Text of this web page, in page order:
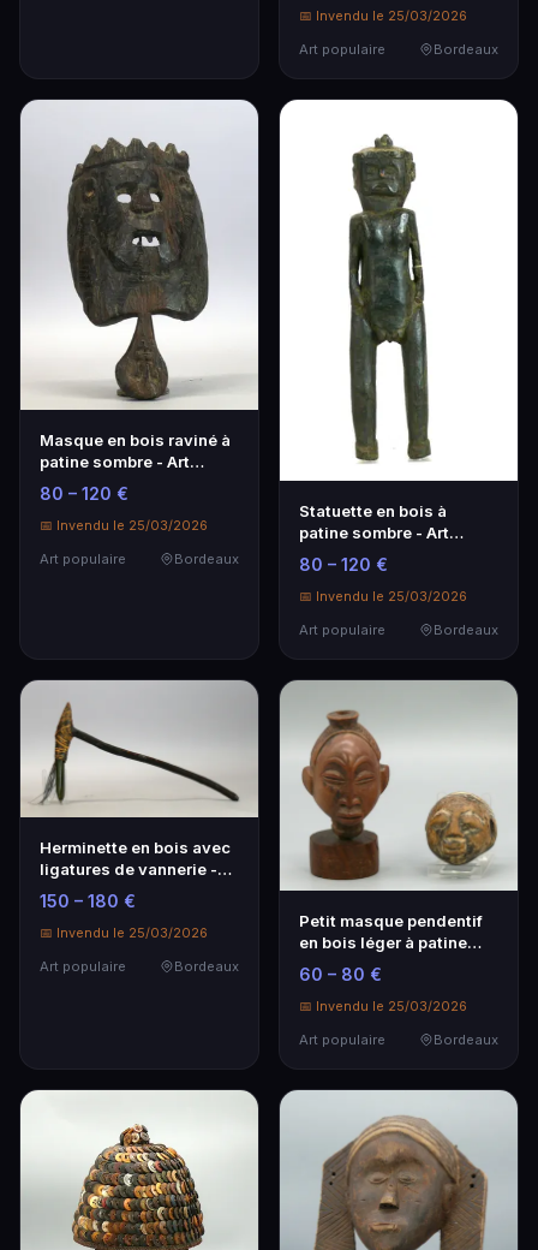
📅 Invendu le 25/03/2026
Art populaire
Bordeaux
Masque en bois raviné à
patine sombre - Art
populaire
80 – 120 €
📅 Invendu le 25/03/2026
Art populaire
Bordeaux
Statuette en bois à
patine sombre - Art
populaire
80 – 120 €
📅 Invendu le 25/03/2026
Art populaire
Bordeaux
Herminette en bois avec
ligatures de vannerie -
Artisanat traditionnel
150 – 180 €
📅 Invendu le 25/03/2026
Art populaire
Bordeaux
Petit masque pendentif
en bois léger à patine
d'usage - Art populaire
60 – 80 €
📅 Invendu le 25/03/2026
Art populaire
Bordeaux